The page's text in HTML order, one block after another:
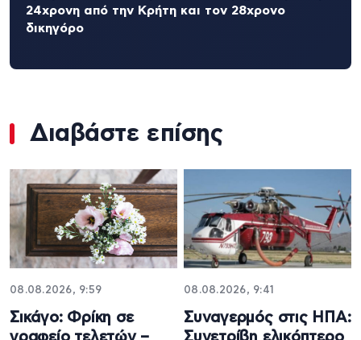
24χρονη από την Κρήτη και τον 28χρονο
δικηγόρο
Διαβάστε επίσης
08.08.2026, 9:59
Σικάγο: Φρίκη σε
08.08.2026, 9:41
Συναγερμός στις ΗΠΑ: